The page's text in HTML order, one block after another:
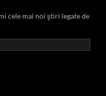
cele mai noi ştiri legate de